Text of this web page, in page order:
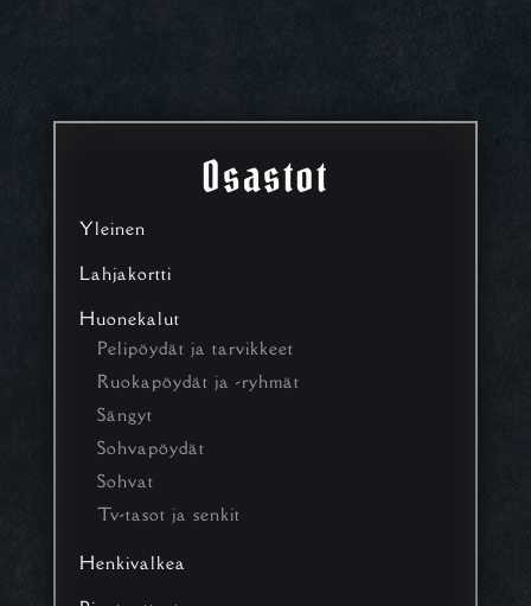
Osastot
Yleinen
Lahjakortti
Huonekalut
Pelipöydät ja tarvikkeet
Ruokapöydät ja -ryhmät
Sängyt
Sohvapöydät
Sohvat
Tv-tasot ja senkit
Henkivalkea